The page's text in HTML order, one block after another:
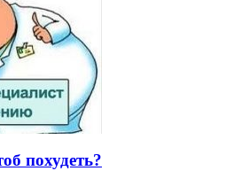
похудеть?